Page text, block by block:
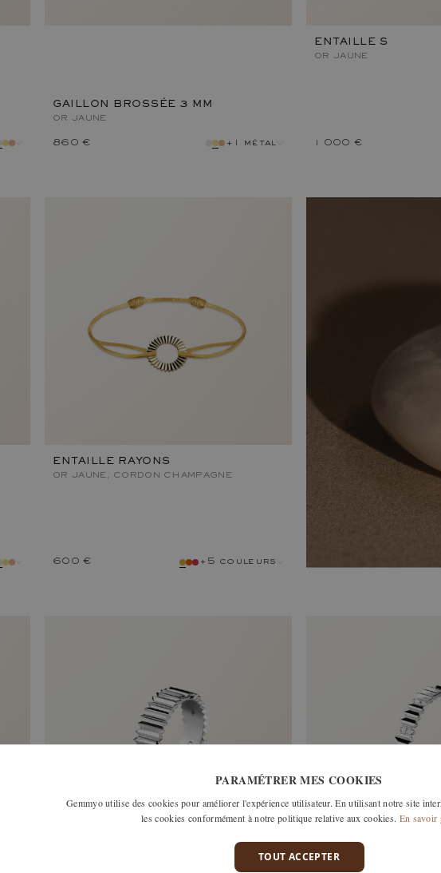
GAILLON BROSSÉE 3 MM
OR JAUNE
860 € +1 métal
ENTAILLE S
OR JAUNE
1 000 €
ENTAILLE RAYONS
OR JAUNE, CORDON CHAMPAGNE
600 € +5 couleurs
PARAMÉTRER MES COOKIES
Gemmyo utilise des cookies pour améliorer l'expérience utilisateur. En utilisant notre site
les cookies conformément à notre politique relative aux cookies. En savoir
TOUT ACCEPTER